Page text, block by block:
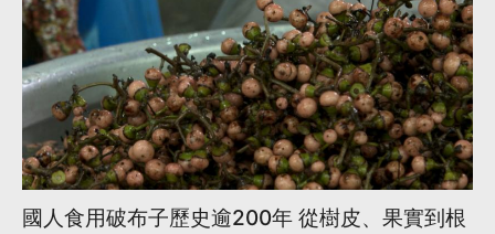
國人食用破布子歷史逾200年 從樹皮、果實到根